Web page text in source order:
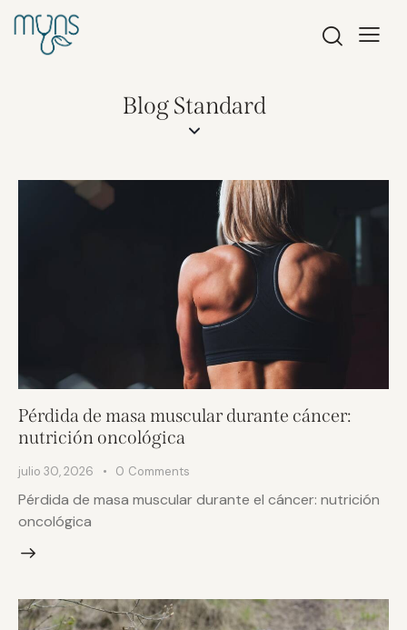
Blog Standard
Pérdida de masa muscular durante cáncer:
nutrición oncológica
julio 30, 2026 0 Comments
Pérdida de masa muscular durante el cáncer: nutrición
oncológica